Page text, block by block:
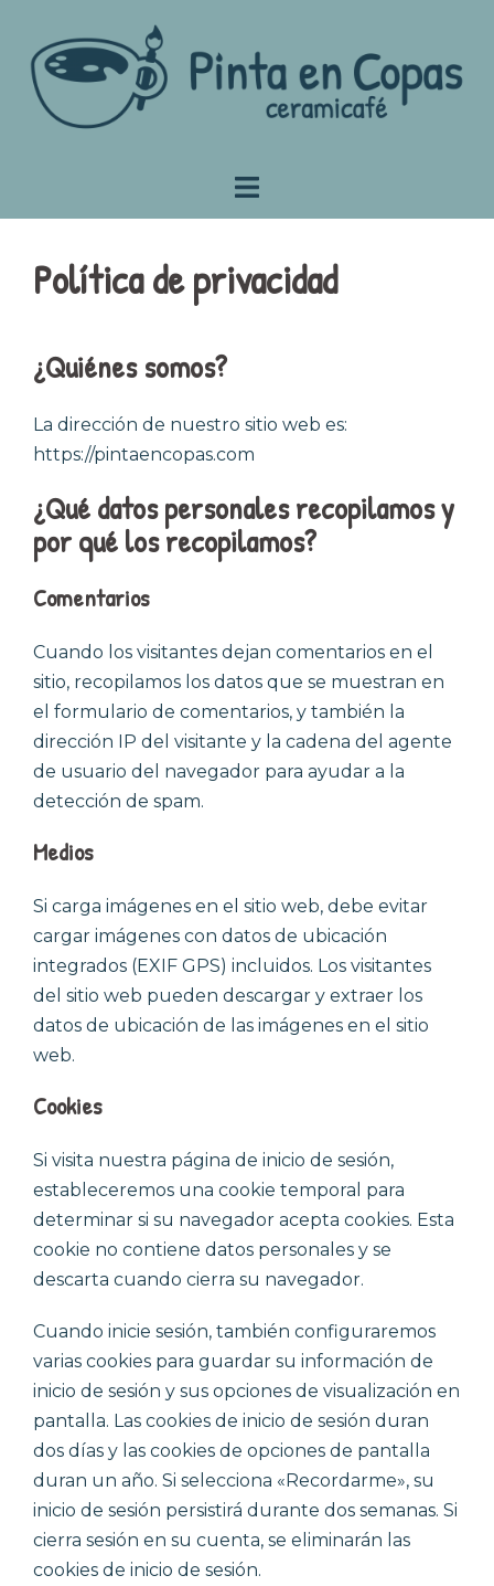
contenido
Política de privacidad
¿Quiénes somos?
La dirección de nuestro sitio web es:
https://pintaencopas.com
¿Qué datos personales recopilamos y
por qué los recopilamos?
Comentarios
Cuando los visitantes dejan comentarios en el
sitio, recopilamos los datos que se muestran en
el formulario de comentarios, y también la
dirección IP del visitante y la cadena del agente
de usuario del navegador para ayudar a la
detección de spam.
Medios
Si carga imágenes en el sitio web, debe evitar
cargar imágenes con datos de ubicación
integrados (EXIF GPS) incluidos. Los visitantes
del sitio web pueden descargar y extraer los
datos de ubicación de las imágenes en el sitio
web.
Cookies
Si visita nuestra página de inicio de sesión,
estableceremos una cookie temporal para
determinar si su navegador acepta cookies. Esta
cookie no contiene datos personales y se
descarta cuando cierra su navegador.
Cuando inicie sesión, también configuraremos
varias cookies para guardar su información de
inicio de sesión y sus opciones de visualización en
pantalla. Las cookies de inicio de sesión duran
dos días y las cookies de opciones de pantalla
duran un año. Si selecciona «Recordarme», su
inicio de sesión persistirá durante dos semanas. Si
cierra sesión en su cuenta, se eliminarán las
cookies de inicio de sesión.